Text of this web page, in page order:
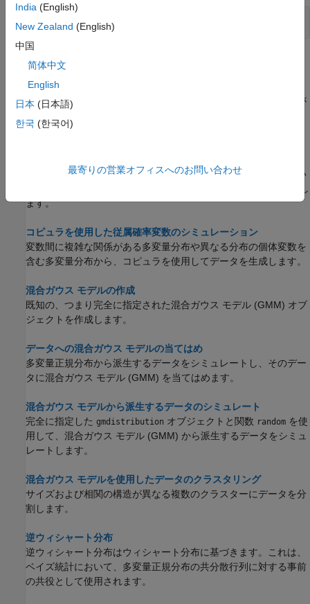
トピック
コピュラを使用した相関のある標本の生成
"コピュラ" は、変数間の依存関係を記述する関数であり、相関が
す。
コピュラと順位相関を使用して、累積分布逆関数を使用できない
確率分布 (ピアソンの柔軟な分布族など) から相関データを生成し
ます。
コピュラを使用した従属確率変数のシミュレーション
変数間に複雑な関係がある多変量分布や異なる分布の個体変数を
含む多変量分布から、コピュラを使用してデータを生成します。
混合ガウス モデルの作成
既知の、つまり完全に指定された混合ガウス モデル (GMM) オブ
ジェクトを作成します。
データへの混合ガウス モデルの当てはめ
多変量正規分布から派生するデータをシミュレートし、そのデー
タに混合ガウス モデル (GMM) を当てはめます。
混合ガウス モデルから派生するデータのシミュレート
完全に指定した gmdistribution オブジェクトと関数 random を使
用して、混合ガウス モデル (GMM) から派生するデータをシミュ
レートします。
混合ガウス モデルを使用したデータのクラスタリング
サイズおよび相関の構造が異なる複数のクラスターにデータを分
割します。
逆ウィシャート分布
逆ウィシャート分布はウィシャート分布に基づきます。これは、
ベイズ統計において、多変量正規分布の共分散行列に対する事前
の共役として使用されます。
India (English)
New Zealand (English)
中国
简体中文
English
日本 (日本語)
한국 (한국어)
最寄りの営業オフィスへのお問い合わせ